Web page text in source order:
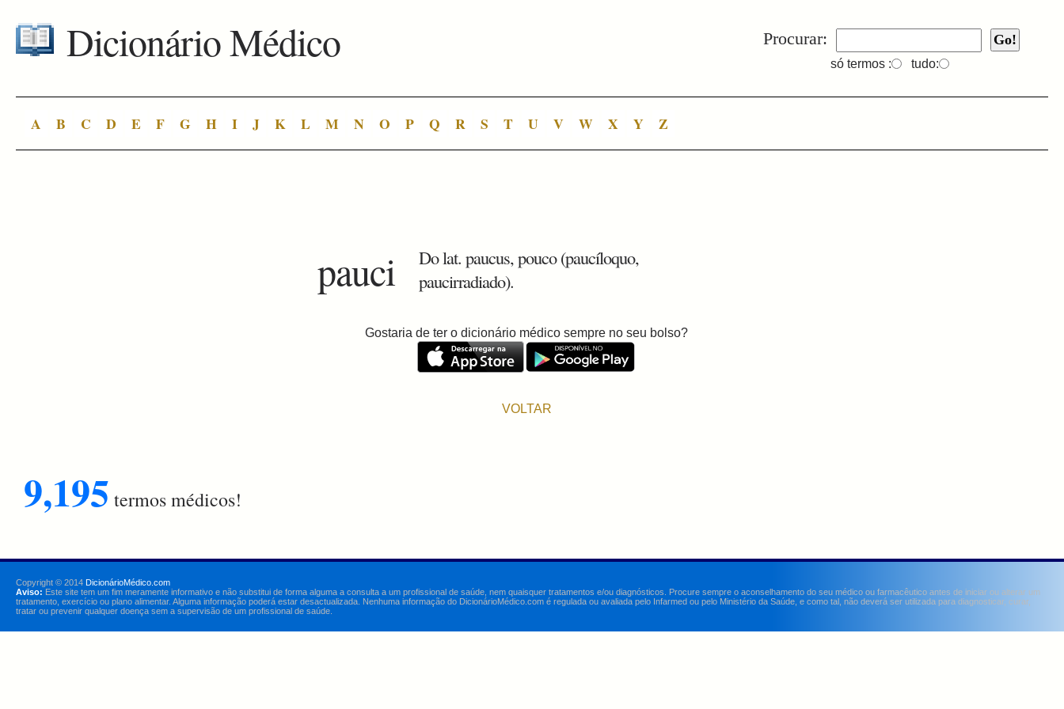
Procurar:
só termos : tudo:
Dicionário Médico
A B C D E F G H I J K L M N O P Q R S T U V W X Y Z
pauci
Do lat. paucus, pouco (paucíloquo,
paucirradiado).
Gostaria de ter o dicionário médico sempre no seu bolso?
VOLTAR
9,195 termos médicos!
Copyright © 2014 DicionárioMédico.com
Aviso: Este site tem um fim meramente informativo e não substitui de forma alguma a consulta a um profissional de saúde, nem quaisquer tratamentos e/ou diagnósticos. Procure sempre o aconselhamento do seu médico ou farmacêutico antes de iniciar ou alterar um
tratamento, exercício ou plano alimentar. Alguma informação poderá estar desactualizada. Nenhuma informação do DicionárioMédico.com é regulada ou avaliada pelo Infarmed ou pelo Ministério da Saúde, e como tal, não deverá ser utilizada para diagnosticar, curar,
tratar ou prevenir qualquer doença sem a supervisão de um profissional de saúde.